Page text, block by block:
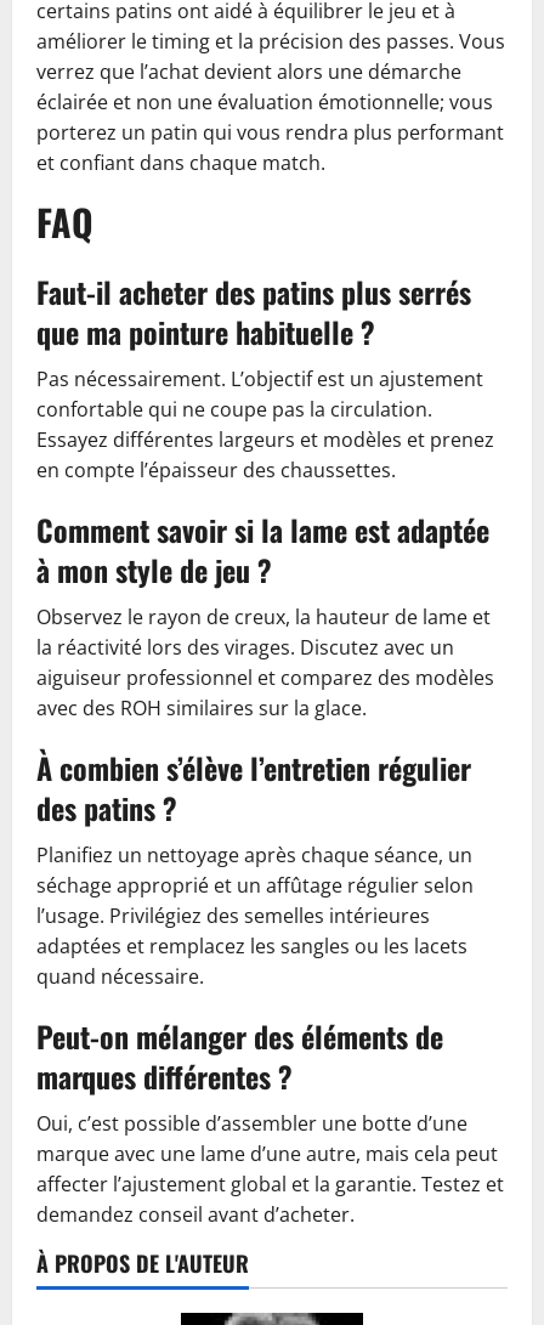
certains patins ont aidé à équilibrer le jeu et à
améliorer le timing et la précision des passes. Vous
verrez que l’achat devient alors une démarche
éclairée et non une évaluation émotionnelle; vous
porterez un patin qui vous rendra plus performant
et confiant dans chaque match.
FAQ
Faut-il acheter des patins plus serrés
que ma pointure habituelle ?
Pas nécessairement. L’objectif est un ajustement
confortable qui ne coupe pas la circulation.
Essayez différentes largeurs et modèles et prenez
en compte l’épaisseur des chaussettes.
Comment savoir si la lame est adaptée
à mon style de jeu ?
Observez le rayon de creux, la hauteur de lame et
la réactivité lors des virages. Discutez avec un
aiguiseur professionnel et comparez des modèles
avec des ROH similaires sur la glace.
À combien s’élève l’entretien régulier
des patins ?
Planifiez un nettoyage après chaque séance, un
séchage approprié et un affûtage régulier selon
l’usage. Privilégiez des semelles intérieures
adaptées et remplacez les sangles ou les lacets
quand nécessaire.
Peut-on mélanger des éléments de
marques différentes ?
Oui, c’est possible d’assembler une botte d’une
marque avec une lame d’une autre, mais cela peut
affecter l’ajustement global et la garantie. Testez et
demandez conseil avant d’acheter.
À PROPOS DE L'AUTEUR